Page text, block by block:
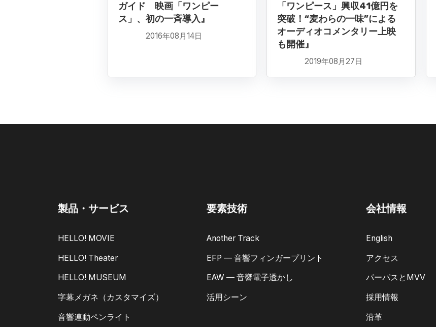
ガイド 映画「ワンピー
ス」、初の一斉導入』
2016年08月14日
「ワンピース」興収41億円を
突破！“麦わらの一味”による
オーディオコメンタリー上映
も開催』
2019年08月27日
製品・サービス
HELLO! MOVIE
HELLO! Theater
HELLO! MUSEUM
字幕メガネ（カスタマイズ）
音響連動ペンライト
要素技術
Another Track
EFP — 音響フィンガープリント
EAW — 音響電子透かし
活用シーン
会社情報
English
アクセス
パーパスとMVV
採用情報
沿革